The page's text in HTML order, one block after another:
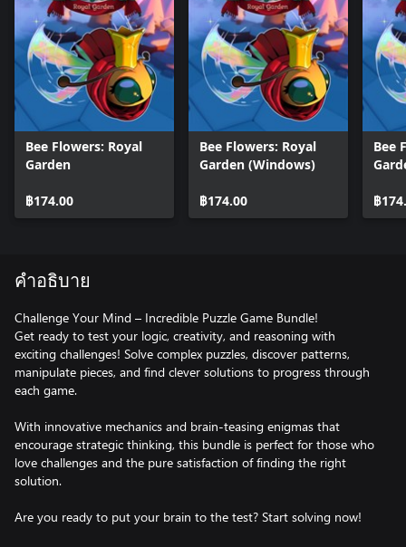
Bee Flowers: Royal
Garden
฿174.00
Bee Flowers: Royal
Garden (Windows)
฿174.00
Bee
฿
คำอธิบาย
Challenge Your Mind – Incredible Puzzle Game Bundle!
Get ready to test your logic, creativity, and reasoning with
exciting challenges! Solve complex puzzles, discover patterns,
manipulate pieces, and find clever solutions to progress through
each game.
With innovative mechanics and brain-teasing enigmas that
encourage strategic thinking, this bundle is perfect for those who
love challenges and the pure satisfaction of finding the right
solution.
Are you ready to put your brain to the test? Start solving now!